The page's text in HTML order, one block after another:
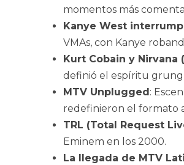
momentos más
Kanye West
VMAs, con Kanye
Kurt Cobain y Nirvana
definió el espíritu
MTV Unplugged:
redefinieron el formato
TRL (Total Request
Eminem en los 2000.
La llegada de MTV